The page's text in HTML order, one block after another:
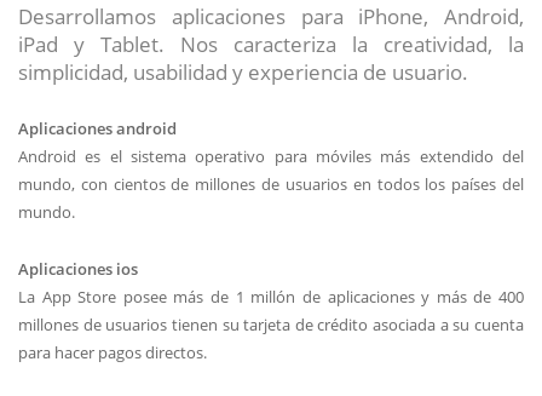
Desarrollamos aplicaciones para iPhone, Android,
iPad y Tablet. Nos caracteriza la creatividad, la
simplicidad, usabilidad y experiencia de usuario.
Aplicaciones android
Android es el sistema operativo para móviles más extendido del
mundo, con cientos de millones de usuarios en todos los países del
mundo.
Aplicaciones ios
La App Store posee más de 1 millón de aplicaciones y más de 400
millones de usuarios tienen su tarjeta de crédito asociada a su cuenta
para hacer pagos directos.